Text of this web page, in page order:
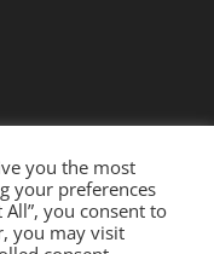
you the most
your preferences
All”, you consent to
you may visit